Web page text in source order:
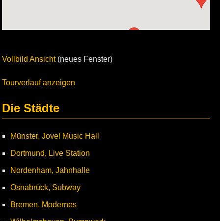
Vollbild Ansicht(neues Fenster)
Tourverlauf anzeigen
Die Städte
Münster, Jovel Music Hall
Dortmund, Live Station
Nordenham, Jahnhalle
Osnabrück, Subway
Bremen, Modernes